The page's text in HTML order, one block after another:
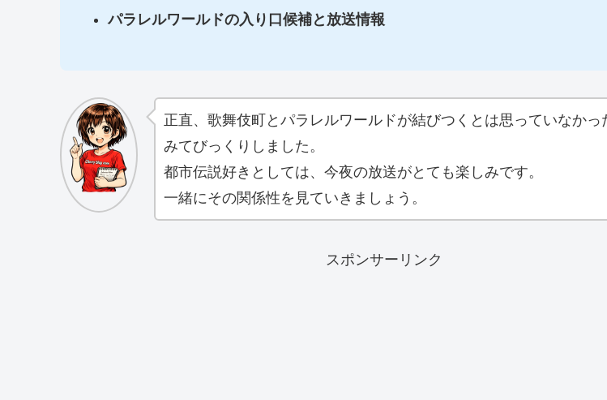
パラレルワールドの入り口候補と放送情報
正直、歌舞伎町とパラレルワールドが結びつくとは思っていなかっ
みてびっくりしました。
都市伝説好きとしては、今夜の放送がとても楽しみです。
一緒にその関係性を見ていきましょう。
スポンサーリンク